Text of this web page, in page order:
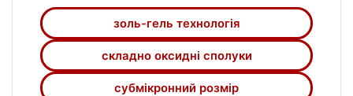
оптимізовано режими термообробки
зразків. За даними ІЧ-спектроскопії
контролювали процеси розкладу шихти й
утворення надпровідних фаз. Описано
алгоритм розрахунків для даного методу
золь-гель технологія
складно оксидні сполуки
субмікронний розмір